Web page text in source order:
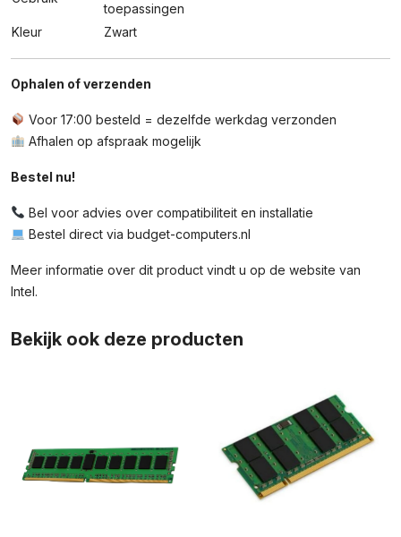
toepassingen
Kleur
Zwart
Ophalen of verzenden
Voor 17:00 besteld = dezelfde werkdag verzonden
Afhalen op afspraak mogelijk
Bestel nu!
Bel voor advies over compatibiliteit en installatie
Bestel direct via budget-computers.nl
Meer informatie over dit product vindt u op de website van
Intel.
Bekijk ook deze producten